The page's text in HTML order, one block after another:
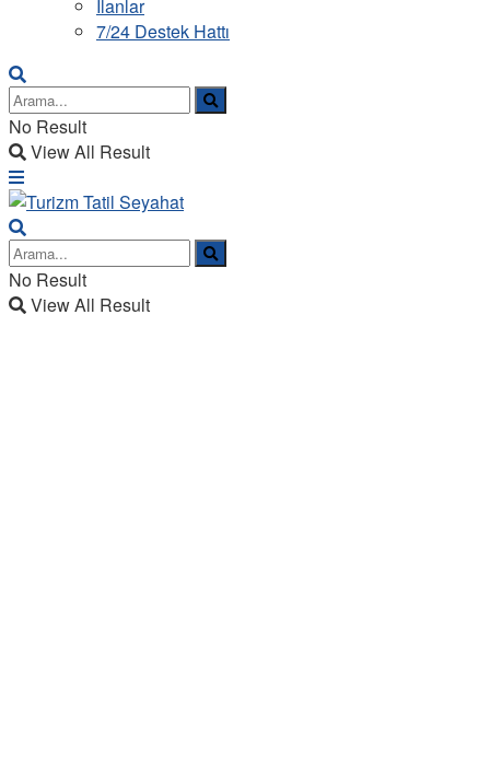
İlanlar
7/24 Destek Hattı
No Result
View All Result
No Result
View All Result